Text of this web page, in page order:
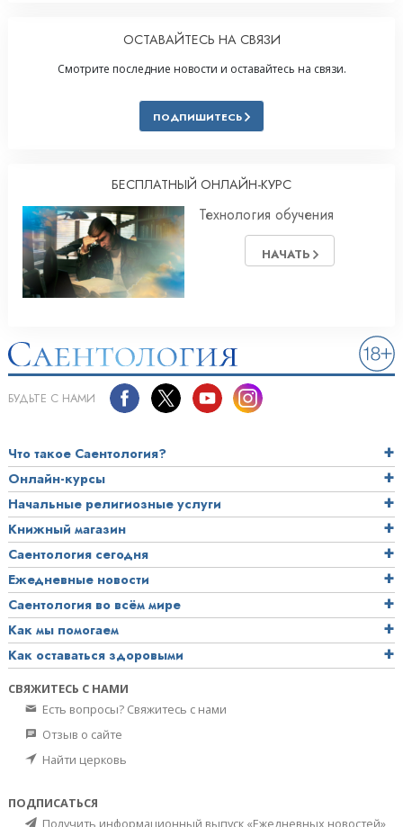
ОСТАВАЙТЕСЬ НА СВЯЗИ
Смотрите последние новости и оставайтесь на связи.
ПОДПИШИТЕСЬ
БЕСПЛАТНЫЙ ОНЛАЙН-КУРС
Технология обучения
НАЧАТЬ
БУДЬТЕ С НАМИ
Что такое Саентология?
Онлайн-курсы
Начальные религиозные услуги
Книжный магазин
Саентология сегодня
Ежедневные новости
Саентология во всём мире
Как мы помогаем
Как оставаться здоровыми
СВЯЖИТЕСЬ С НАМИ
Есть вопросы? Свяжитесь с нами
Отзыв о сайте
Найти церковь
ПОДПИСАТЬСЯ
Получить информационный выпуск «Ежедневных новостей»